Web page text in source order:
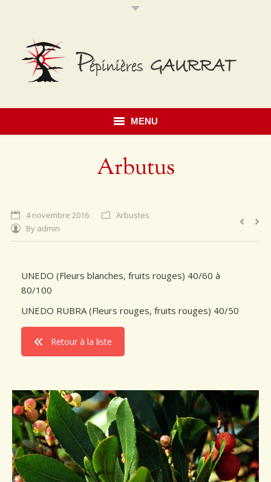
MENU
Accès & Contact
Arbutus
4 novembre 2016
Arbustes
By admin
UNEDO (Fleurs blanches, fruits rouges) 40/60 à
80/100
UNEDO RUBRA (Fleurs rouges, fruits rouges) 40/50
Retour à la liste